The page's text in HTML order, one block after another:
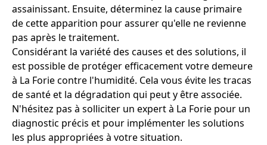
assainissant. Ensuite, déterminez la cause primaire
de cette apparition pour assurer qu'elle ne revienne
pas après le traitement.
Considérant la variété des causes et des solutions, il
est possible de protéger efficacement votre demeure
à La Forie contre l'humidité. Cela vous évite les tracas
de santé et la dégradation qui peut y être associée.
N'hésitez pas à solliciter un expert à La Forie pour un
diagnostic précis et pour implémenter les solutions
les plus appropriées à votre situation.